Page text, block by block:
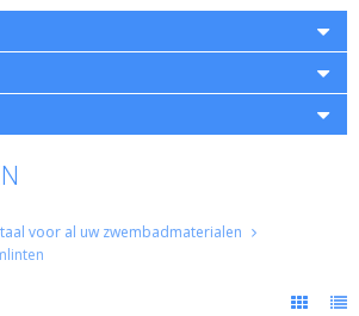
voor al uw zwembadmaterialen